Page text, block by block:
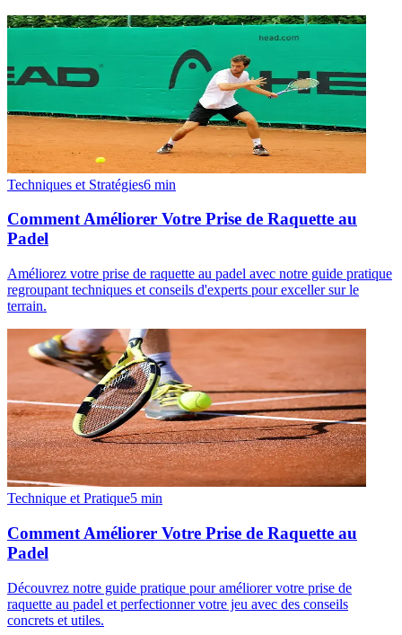
Techniques et Stratégies6 min
Comment Améliorer Votre Prise de Raquette au
Padel
Améliorez votre prise de raquette au padel avec notre guide pratique
regroupant techniques et conseils d'experts pour exceller sur le
terrain.
Technique et Pratique5 min
Comment Améliorer Votre Prise de Raquette au
Padel
Découvrez notre guide pratique pour améliorer votre prise de
raquette au padel et perfectionner votre jeu avec des conseils
concrets et utiles.